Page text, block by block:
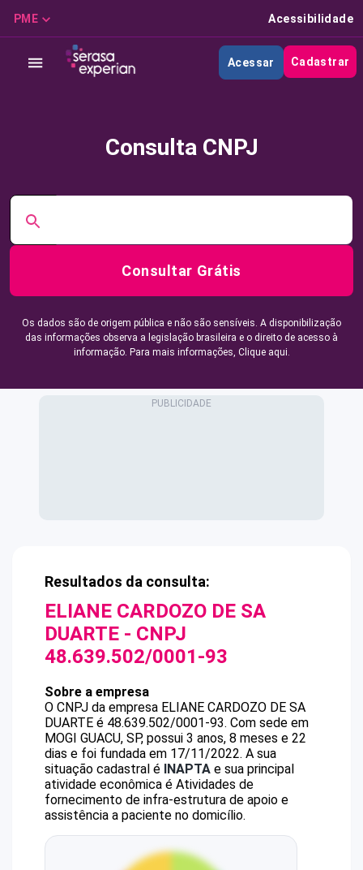
PME Acessibilidade
Acessar Cadastrar
Consulta CNPJ
Consultar Grátis
Os dados são de origem pública e não são sensíveis. A disponibilização
das informações observa a legislação brasileira e o direito de acesso à
informação. Para mais informações, Clique aqui.
Resultados da consulta:
ELIANE CARDOZO DE SA
DUARTE - CNPJ
48.639.502/0001-93
Sobre a empresa
O CNPJ da empresa ELIANE CARDOZO DE SA
DUARTE é 48.639.502/0001-93. Com sede em
MOGI GUACU, SP, possui 3 anos, 8 meses e 22
dias e foi fundada em 17/11/2022. A sua
situação cadastral é INAPTA e sua principal
atividade econômica é Atividades de
fornecimento de infra-estrutura de apoio e
assistência a paciente no domicílio.